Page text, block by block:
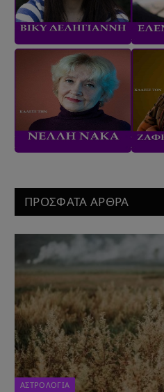
ΠΡΟΣΦΑΤΑ ΑΡΘΡΑ
ΑΣΤΡΟΛΟΓΙΑ